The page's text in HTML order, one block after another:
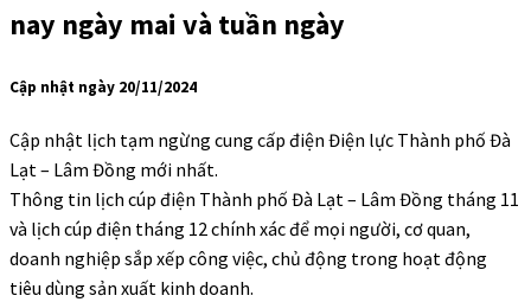
nay ngày mai và tuần ngày
Cập nhật ngày 20/11/2024
Cập nhật lịch tạm ngừng cung cấp điện Điện lực Thành phố Đà
Lạt – Lâm Đồng mới nhất.
Thông tin lịch cúp điện Thành phố Đà Lạt – Lâm Đồng tháng 11
và lịch cúp điện tháng 12 chính xác để mọi người, cơ quan,
doanh nghiệp sắp xếp công việc, chủ động trong hoạt động
tiêu dùng sản xuất kinh doanh.